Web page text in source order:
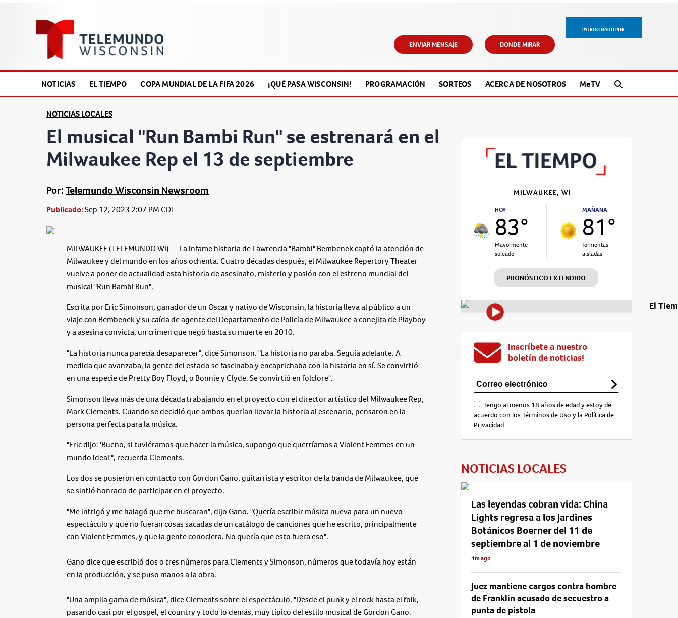
PATROCINADO POR:
ENVIAR MENSAJE DONDE MIRAR
NOTICIAS EL TIEMPO COPA MUNDIAL DE LA FIFA 2026 ¡QUÉ PASA WISCONSIN! PROGRAMACIÓN SORTEOS ACERCA DE NOSOTROS MeTV
NOTICIAS LOCALES
El musical "Run Bambi Run" se estrenará en el
Milwaukee Rep el 13 de septiembre
Por:Telemundo Wisconsin Newsroom
Publicado:Sep 12, 2023 2:07 PM CDT
MILWAUKEE (TELEMUNDO WI) -- La infame historia de Lawrencia "Bambi" Bembenek captó la atención de
Milwaukee y del mundo en los años ochenta. Cuatro décadas después, el Milwaukee Repertory Theater
vuelve a poner de actualidad esta historia de asesinato, misterio y pasión con el estreno mundial del
musical "Run Bambi Run".
Escrita por Eric Simonson, ganador de un Oscar y nativo de Wisconsin, la historia lleva al público a un
viaje con Bembenek y su caída de agente del Departamento de Policía de Milwaukee a conejita de Playboy
y a asesina convicta, un crimen que negó hasta su muerte en 2010.
"La historia nunca parecía desaparecer", dice Simonson. "La historia no paraba. Seguía adelante. A
medida que avanzaba, la gente del estado se fascinaba y encaprichaba con la historia en sí. Se convirtió
en una especie de Pretty Boy Floyd, o Bonnie y Clyde. Se convirtió en folclore".
Simonson lleva más de una década trabajando en el proyecto con el director artístico del Milwaukee Rep,
Mark Clements. Cuando se decidió que ambos querían llevar la historia al escenario, pensaron en la
persona perfecta para la música.
"Eric dijo: 'Bueno, si tuviéramos que hacer la música, supongo que querríamos a Violent Femmes en un
mundo ideal'", recuerda Clements.
Los dos se pusieron en contacto con Gordon Gano, guitarrista y escritor de la banda de Milwaukee, que
se sintió honrado de participar en el proyecto.
"Me intrigó y me halagó que me buscaran", dijo Gano. "Quería escribir música nueva para un nuevo
espectáculo y que no fueran cosas sacadas de un catálogo de canciones que he escrito, principalmente
con Violent Femmes, y que la gente conociera. No quería que esto fuera eso".
Gano dice que escribió dos o tres números para Clements y Simonson, números que todavía hoy están
en la producción, y se puso manos a la obra.
"Una amplia gama de música", dice Clements sobre el espectáculo. "Desde el punk y el rock hasta el folk,
pasando casi por el gospel, el country y todo lo demás, muy típico del estilo musical de Gordon Gano.
MILWAUKEE, WI
HOY
83°
Mayormente
soleado
MAÑANA
81°
Tormentas
aisladas
PRONÓSTICO EXTENDIDO
El
Inscríbete a nuestro
boletín de noticias!
Tengo al menos 18 años de edad y estoy de
acuerdo con losTérminos de Uso y la Política de
Privacidad
NOTICIAS LOCALES
Las leyendas cobran vida: China
Lights regresa a los Jardines
Botánicos Boerner del 11 de
septiembre al 1 de noviembre
4m ago
Juez mantiene cargos contra hombre
de Franklin acusado de secuestro a
punta de pistola